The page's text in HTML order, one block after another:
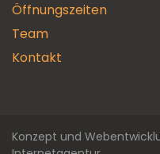
Öffnungszeiten
Team
Kontakt
Konzept und